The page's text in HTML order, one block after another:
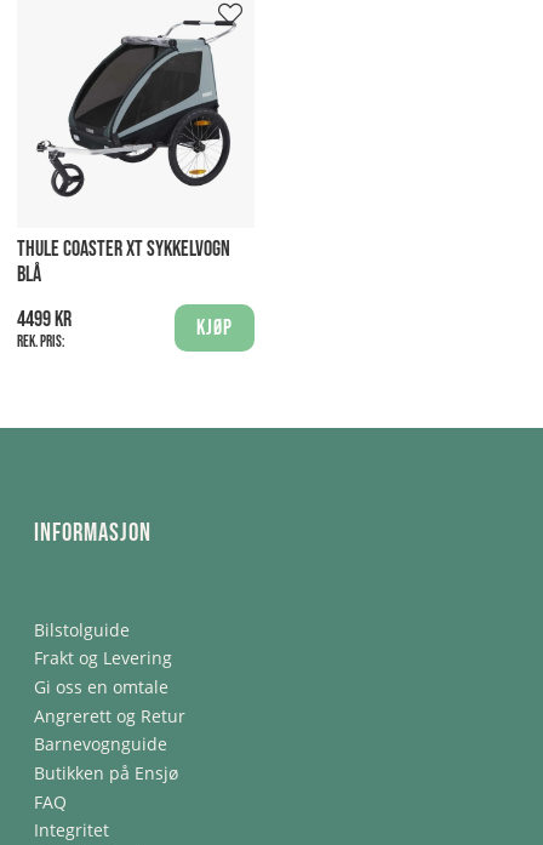
THULE COASTER XT SYKKELVOGN
BLÅ
4499 kr
Rek. pris:
Kjøp
Informasjon
Bilstolguide
Frakt og Levering
Gi oss en omtale
Angrerett og Retur
Barnevognguide
Butikken på Ensjø
FAQ
Integritet